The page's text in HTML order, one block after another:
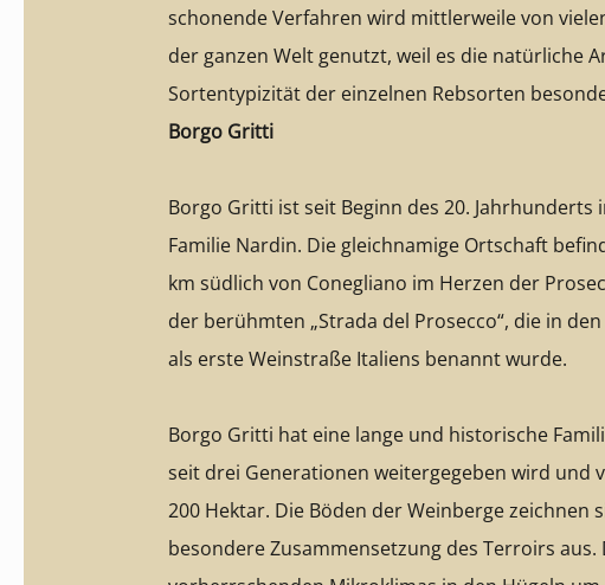
schonende Verfahren wird mittlerweile von
der ganzen Welt genutzt, weil es die natürliche
Sortentypizität der einzelnen Rebsorten
Borgo Gritti
Borgo Gritti ist seit Beginn des 20. Jahrhunderts
Familie Nardin. Die gleichnamige Ortschaft
km südlich von Conegliano im Herzen der
der berühmten „Strada del Prosecco“, die in den
als erste Weinstraße Italiens benannt wurde.
Borgo Gritti hat eine lange und historische
seit drei Generationen weitergegeben wird und
200 Hektar. Die Böden der Weinberge zeichnen
besondere Zusammensetzung des Terroirs aus.